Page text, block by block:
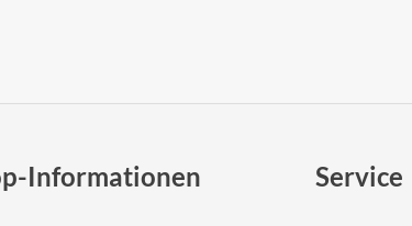
Informationen Service